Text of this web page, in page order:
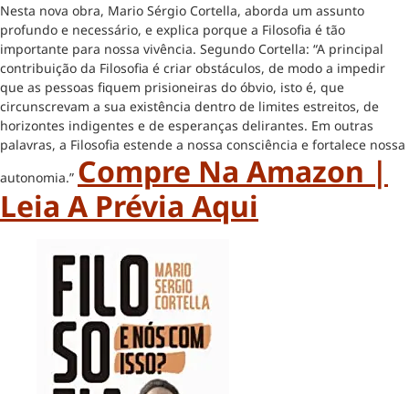
Nesta nova obra, Mario Sérgio Cortella, aborda um assunto
profundo e necessário, e explica porque a Filosofia é tão
importante para nossa vivência. Segundo Cortella: “A principal
contribuição da Filosofia é criar obstáculos, de modo a impedir
que as pessoas fiquem prisioneiras do óbvio, isto é, que
circunscrevam a sua existência dentro de limites estreitos, de
horizontes indigentes e de esperanças delirantes. Em outras
palavras, a Filosofia estende a nossa consciência e fortalece nossa
autonomia.” Compre Na Amazon |
Leia A Prévia Aqui